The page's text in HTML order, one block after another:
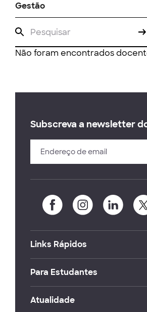
Gestão
Não foram encontrados
Subscreva a newsletter
Links Rápidos
Para Estudantes
Atualidade